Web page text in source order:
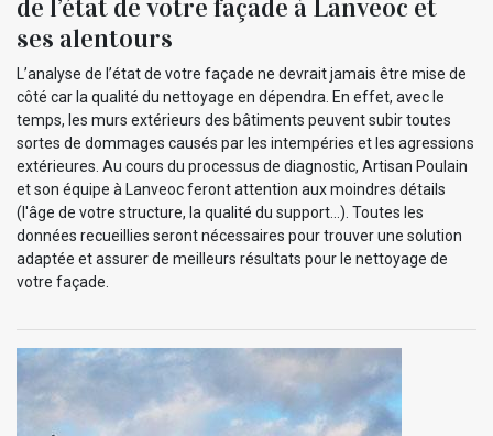
de l’état de votre façade à Lanveoc et
ses alentours
L’analyse de l’état de votre façade ne devrait jamais être mise de
côté car la qualité du nettoyage en dépendra. En effet, avec le
temps, les murs extérieurs des bâtiments peuvent subir toutes
sortes de dommages causés par les intempéries et les agressions
extérieures. Au cours du processus de diagnostic, Artisan Poulain
et son équipe à Lanveoc feront attention aux moindres détails
(l'âge de votre structure, la qualité du support…). Toutes les
données recueillies seront nécessaires pour trouver une solution
adaptée et assurer de meilleurs résultats pour le nettoyage de
votre façade.